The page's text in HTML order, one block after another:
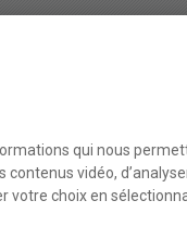
et
Horaire -
qui nous
vidéo,
votre choix en